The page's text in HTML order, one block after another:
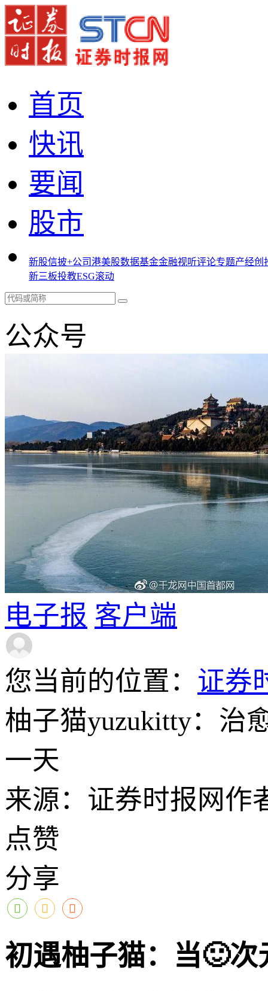
首页
快讯
要闻
股市
新股信披+公司港美股数据基金金融视听评论专题产经创
新三板投教ESG滚动
公众号
电子报 客户端
您当前的位置： 证券
柚子猫yuzukitty：治
一天
来源：证券时报网作
点赞
分享
初遇柚子猫：当🙂